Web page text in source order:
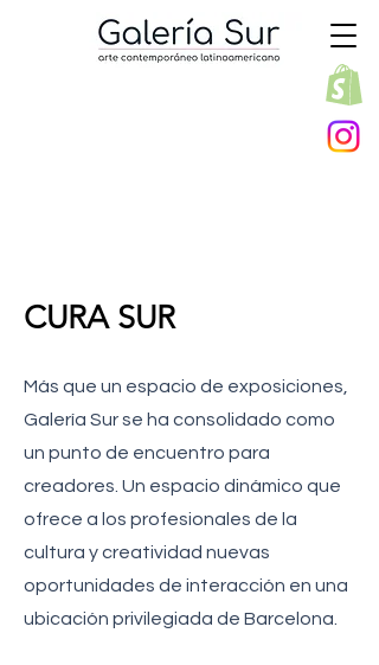
CURA SUR
Más que un espacio de exposiciones,
Galería Sur se ha consolidado como
un punto de encuentro para
creadores. Un espacio dinámico que
ofrece a los profesionales de la
cultura y creatividad nuevas
oportunidades de interacción en una
ubicación privilegiada de Barcelona.